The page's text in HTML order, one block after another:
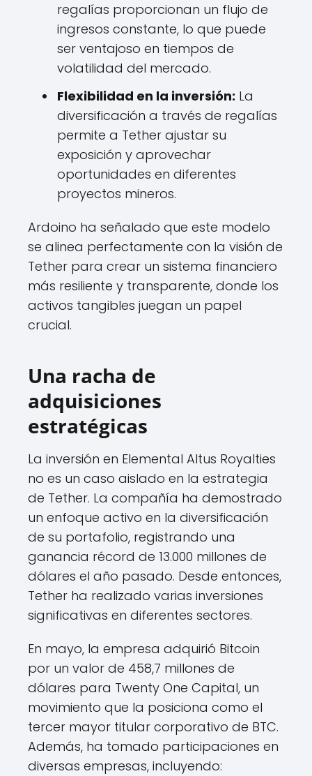
regalías proporcionan un flujo de
ingresos constante, lo que puede
ser ventajoso en tiempos de
volatilidad del mercado.
Flexibilidad en la inversión: La
diversificación a través de regalías
permite a Tether ajustar su
exposición y aprovechar
oportunidades en diferentes
proyectos mineros.
Ardoino ha señalado que este modelo
se alinea perfectamente con la visión de
Tether para crear un sistema financiero
más resiliente y transparente, donde los
activos tangibles juegan un papel
crucial.
Una racha de
adquisiciones
estratégicas
La inversión en Elemental Altus Royalties
no es un caso aislado en la estrategia
de Tether. La compañía ha demostrado
un enfoque activo en la diversificación
de su portafolio, registrando una
ganancia récord de 13.000 millones de
dólares el año pasado. Desde entonces,
Tether ha realizado varias inversiones
significativas en diferentes sectores.
En mayo, la empresa adquirió Bitcoin
por un valor de 458,7 millones de
dólares para Twenty One Capital, un
movimiento que la posiciona como el
tercer mayor titular corporativo de BTC.
Además, ha tomado participaciones en
diversas empresas, incluyendo: